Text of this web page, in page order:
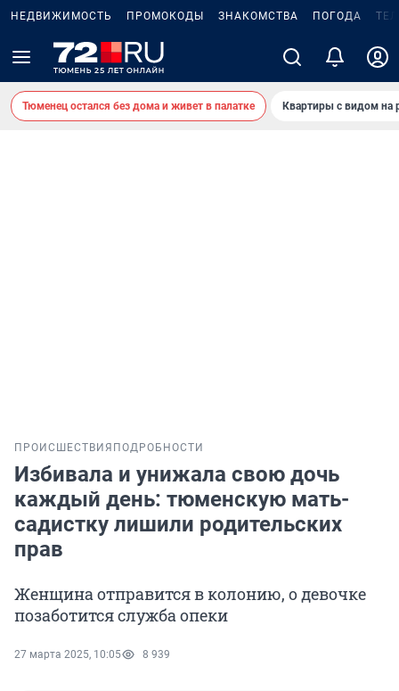
НЕДВИЖИМОСТЬ ПРОМОКОДЫ ЗНАКОМСТВА ПОГОДА
Тюменец остался без дома и живет в палатке Квартиры с видом на
ПРОИСШЕСТВИЯ ПОДРОБНОСТИ
Избивала и унижала свою дочь
каждый день: тюменскую мать-
садистку лишили родительских
прав
Женщина отправится в колонию, о девочке
позаботится служба опеки
27 марта 2025, 10:05 8 939